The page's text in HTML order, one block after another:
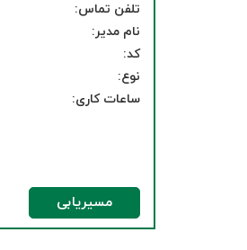
تلفن تماس:
نام مدیر:
کد:
نوع:
ساعات کاری:
مسیریابی